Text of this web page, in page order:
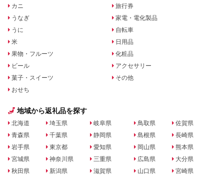
カニ
うなぎ
うに
米
果物・フルーツ
ビール
菓子・スイーツ
おせち
旅行券
家電・電化製品
自転車
日用品
化粧品
アクセサリー
その他
地域から返礼品を探す
北海道
青森県
岩手県
宮城県
秋田県
埼玉県
千葉県
東京都
神奈川県
新潟県
岐阜県
静岡県
愛知県
三重県
滋賀県
鳥取県
島根県
岡山県
広島県
山口県
佐賀県
長崎県
熊本県
大分県
宮崎県